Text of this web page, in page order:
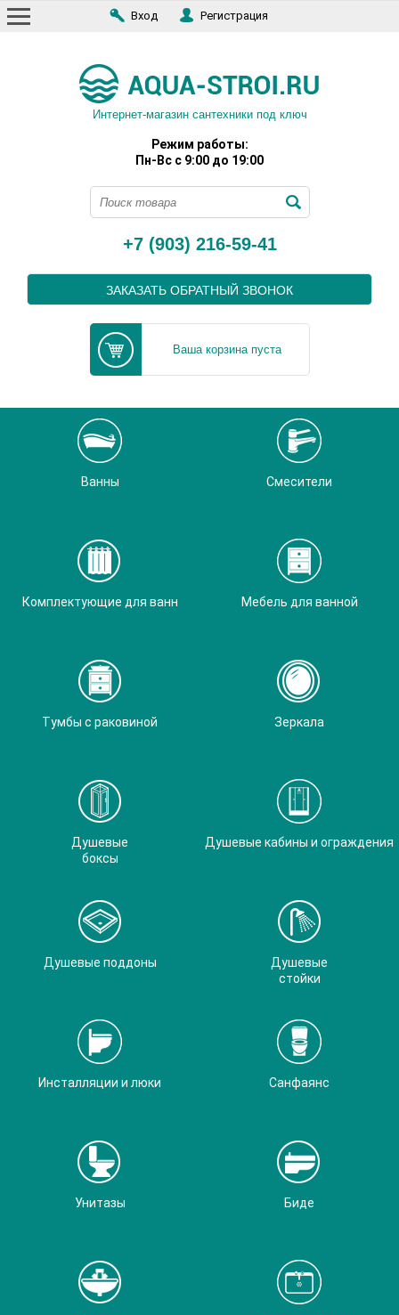
Вход Регистрация
Интернет-магазин сантехники под ключ
Режим работы:
Пн-Вс с 9:00 до 19:00
+7 (903) 216-59-41
ЗАКАЗАТЬ ОБРАТНЫЙ ЗВОНОК
Ваша корзина пуста
Ванны Смесители
Комплектующие для ванн Мебель для ванной
Тумбы с раковиной Зеркала
Душевые
боксы
Душевые кабины и ограждения
Душевые поддоны
Душевые
стойки
Инсталляции и люки Санфаянс
Унитазы Биде